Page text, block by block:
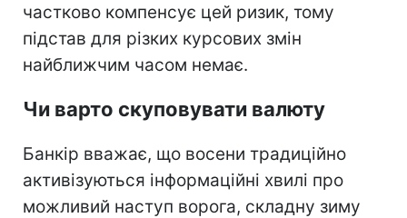
частково компенсує цей ризик, тому
підстав для різких курсових змін
найближчим часом немає.
Чи варто скуповувати валюту
Банкір вважає, що восени традиційно
активізуються інформаційні хвилі про
можливий наступ ворога, складну зиму